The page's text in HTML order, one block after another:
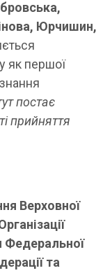
Юрчишин,
як першої
постає
прийняття
Верховної
Федеральної
та